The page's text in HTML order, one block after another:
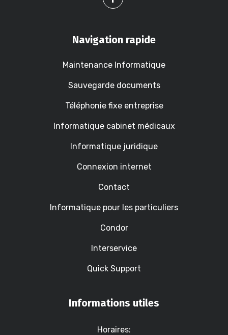
Navigation rapide
Maintenance Informatique
Sauvegarde documents
Téléphonie fixe entreprise
Informatique cabinet médicaux
Informatique juridique
Connexion internet
Contact
Informatique pour les particuliers
Condor
Interservice
Quick Support
Informations utiles
Horaires: